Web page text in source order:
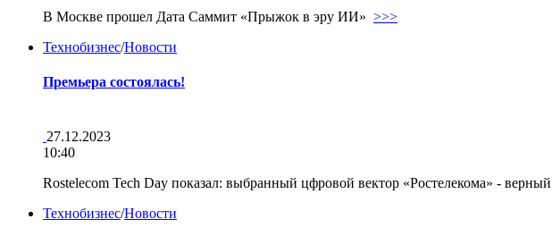
В Москве прошел Дата Саммит «Прыжок в эру ИИ» >>>
Технобизнес/Новости
Премьера состоялась!
27.12.2023
10:40
Rostelecom Tech Day показал: выбранный цфровой вектор «Ростелекома» - верный
Технобизнес/Новости